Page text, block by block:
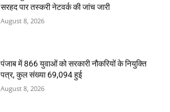
सरहद पार तस्करी नेटवर्क की जांच जारी
August 8, 2026
पंजाब में 866 युवाओं को सरकारी नौकरियों के नियुक्ति
पत्र, कुल संख्या 69,094 हुई
August 8, 2026